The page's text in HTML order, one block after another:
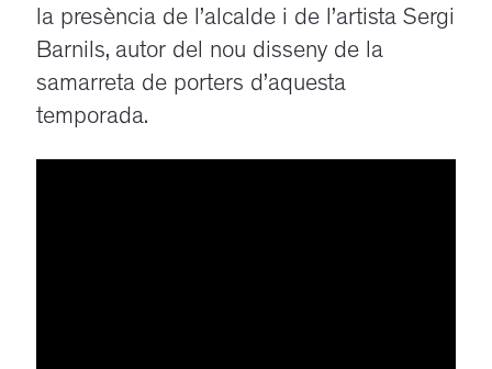
la presència de l’alcalde i de l’artista Sergi
Barnils, autor del nou disseny de la
samarreta de porters d’aquesta
temporada.